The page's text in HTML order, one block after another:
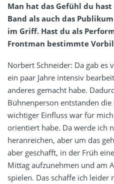
Man hat das Gefühl du
Band als auch das
im Griff. Hast du als
Frontman bestimmte
Norbert Schneider: Da gab es
ein paar Jahre intensiv
anderes gemacht habe.
Bühnenperson entstanden
wichtiger Einfluss war für
orientiert habe. Da werde ich
heranreichen, aber um das
aber geschafft, in der Früh
Mittag aufzunehmen und am
spielen. Das schaffe ich leider